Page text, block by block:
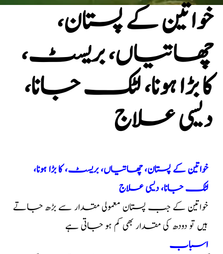
خواتین کے پستان،
چھاتیاں، بریسٹ،
کا بڑا ہونا، لٹک جانا،
دیسی علاج
خواتین کے پستان، چھاتیاں، بریسٹ، کا بڑا ہونا،
لٹک جانا، دیسی علاج
خواتین کے جب پستان معمولی مقدار سے بڑھ جاتے
ہیں تو دودھ کی مقدار بھی کم ہو جاتی ہے
اسباب